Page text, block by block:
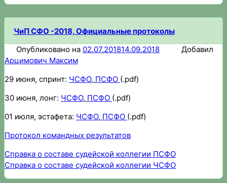
ЧиП СФО -2018, Официальные протоколы
Опубликовано на 02.07.201814.09.2018
Добавил
Арцимович Максим
29 июня, спринт: ЧСФО, ПСФО (.pdf)
30 июня, лонг: ЧСФО, ПСФО (.pdf)
01 июля, эстафета: ЧСФО, ПСФО (.pdf)
Протокол командных результатов
Справка о составе судейской коллегии ПСФО
Справка о составе судейской коллегии ЧСФО